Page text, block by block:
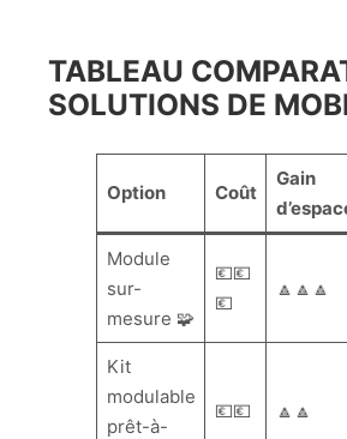
TABLEAU
SOLUTIONS DE
Option Coût
Gain
Module
sur-
mesure 🧩
💶💶
💶
🔼🔼🔼
Kit
modulable
prêt-à-
💶💶 🔼🔼